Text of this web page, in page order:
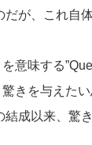
が、これ自
意味する
きを与えたい
成以来、驚